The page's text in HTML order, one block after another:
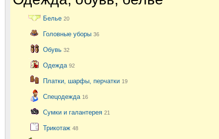
Белье 20
Головные уборы 36
Обувь 32
Одежда 92
Платки, шарфы, перчатки 19
Спецодежда 16
Сумки и галантерея 21
Трикотаж 48